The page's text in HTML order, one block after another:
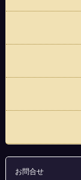
お問合せ